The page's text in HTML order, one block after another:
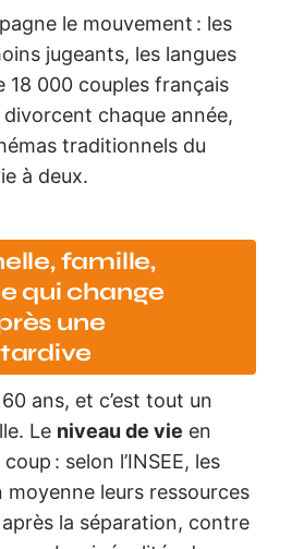
le mouvement : les
jugeants, les langues
18 000 couples français
chaque année,
traditionnels du
à deux.
famille,
qui change
une
ans, et c’est tout un
Le niveau de vie en
: selon l’INSEE, les
leurs ressources
la séparation, contre